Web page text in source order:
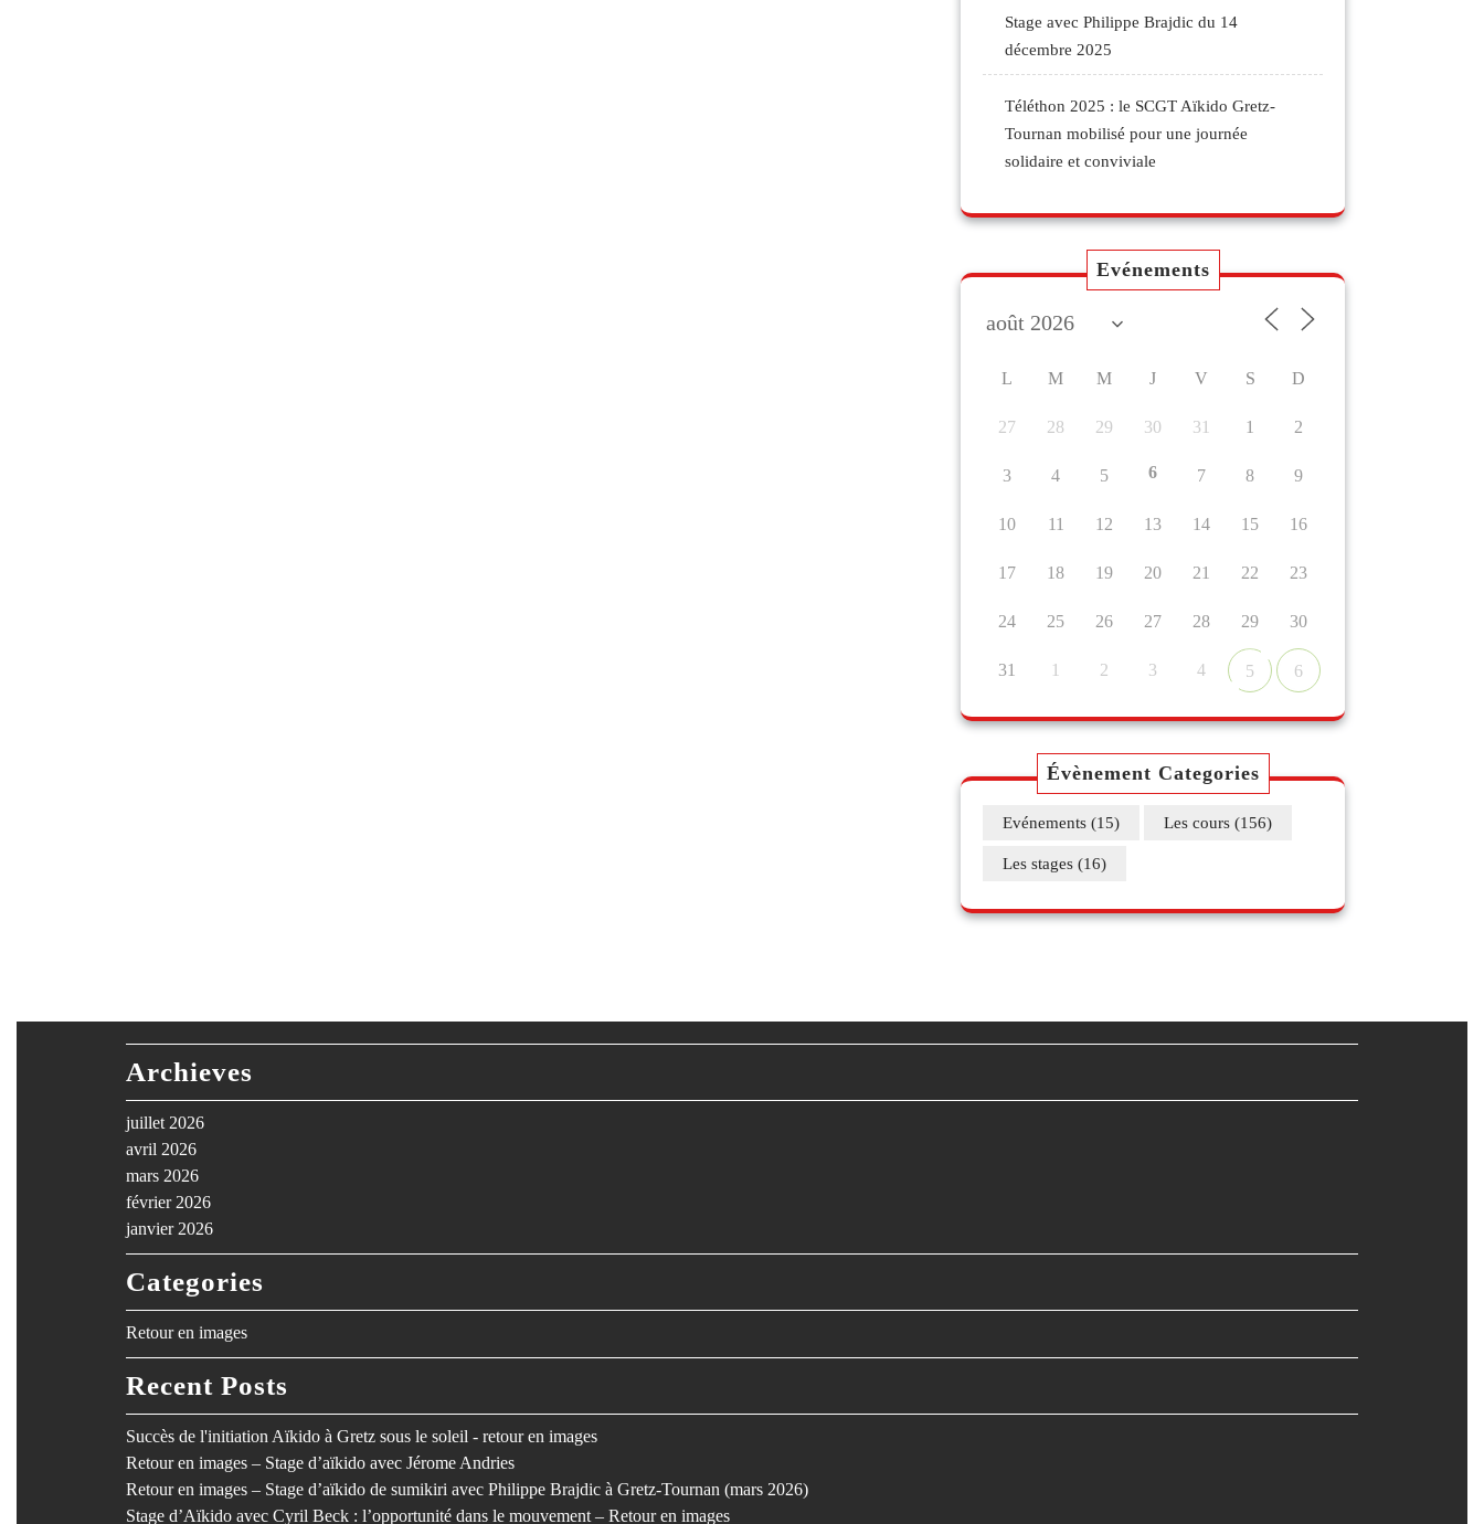
Stage avec Philippe Brajdic du 14
décembre 2025
Téléthon 2025 : le SCGT Aïkido Gretz-
Tournan mobilisé pour une journée
solidaire et conviviale
Evénements
L M M J V S D
27 28 29 30 31 1 2
3 4 5 6 7 8 9
10 11 12 13 14 15 16
17 18 19 20 21 22 23
24 25 26 27 28 29 30
31 1 2 3 4 5 6
Évènement Categories
Evénements (15) Les cours (156)
Les stages (16)
Archieves
juillet 2026
avril 2026
mars 2026
février 2026
janvier 2026
Categories
Retour en images
Recent Posts
Succès de l'initiation Aïkido à Gretz sous le soleil - retour en images
Retour en images – Stage d’aïkido avec Jérome Andries
Retour en images – Stage d’aïkido de sumikiri avec Philippe Brajdic à Gretz-Tournan (mars 2026)
Stage d’Aïkido avec Cyril Beck : l’opportunité dans le mouvement – Retour en images